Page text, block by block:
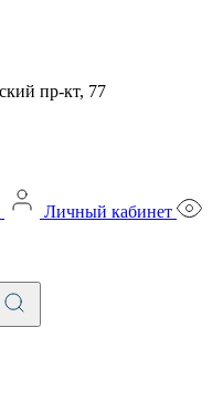
пр-кт, 77
Личный кабинет